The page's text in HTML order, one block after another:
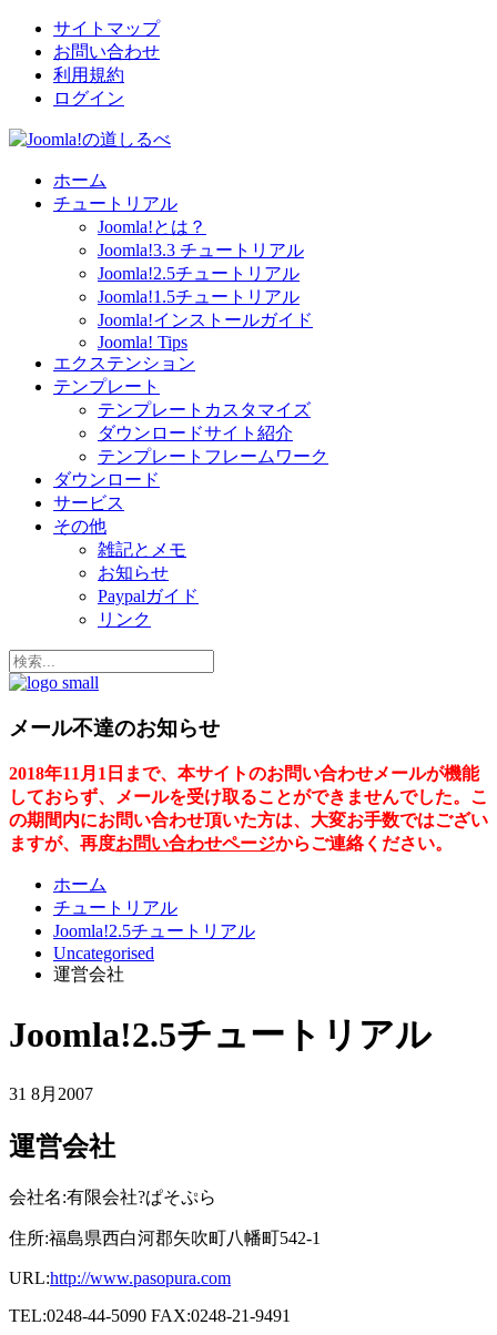
サイトマップ
お問い合わせ
利用規約
ログイン
ホーム
チュートリアル
Joomla!とは？
Joomla!3.3 チュートリアル
Joomla!2.5チュートリアル
Joomla!1.5チュートリアル
Joomla!インストールガイド
Joomla! Tips
エクステンション
テンプレート
テンプレートカスタマイズ
ダウンロードサイト紹介
テンプレートフレームワーク
ダウンロード
サービス
その他
雑記とメモ
お知らせ
Paypalガイド
リンク
メール不達のお知らせ
2018年11月1日まで、本サイトのお問い合わせメールが機能
しておらず、メールを受け取ることができませんでした。こ
の期間内にお問い合わせ頂いた方は、大変お手数ではござい
ますが、再度お問い合わせページからご連絡ください。
ホーム
チュートリアル
Joomla!2.5チュートリアル
Uncategorised
運営会社
Joomla!2.5チュートリアル
31 8月 2007
運営会社
会社名:有限会社?ぱそぷら
住所:福島県西白河郡矢吹町八幡町542-1
URL:http://www.pasopura.com
TEL:0248-44-5090 FAX:0248-21-9491